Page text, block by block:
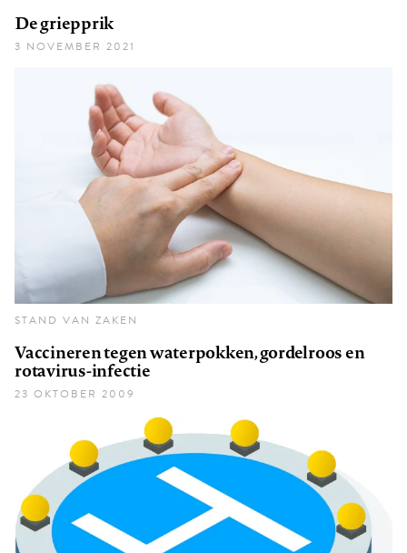
De griepprik
3 NOVEMBER 2021
STAND VAN ZAKEN
Vaccineren tegen waterpokken, gordelroos en
rotavirus-infectie
23 OKTOBER 2009